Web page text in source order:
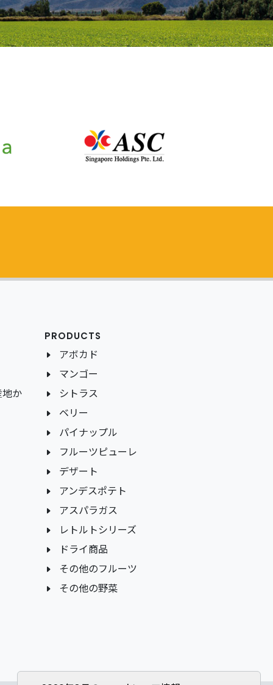
か
PRODUCTS
アボカド
マンゴー
シトラス
ベリー
パイナップル
フルーツピューレ
デザート
アンデスポテト
アスパラガス
レトルトシリーズ
ドライ商品
その他のフルーツ
その他の野菜